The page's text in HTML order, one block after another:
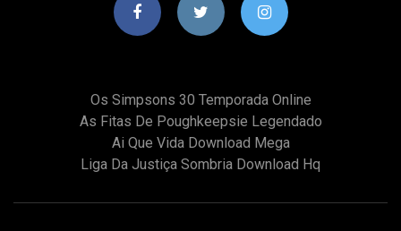
Os Simpsons 30 Temporada Online
As Fitas De Poughkeepsie Legendado
Ai Que Vida Download Mega
Liga Da Justiça Sombria Download Hq